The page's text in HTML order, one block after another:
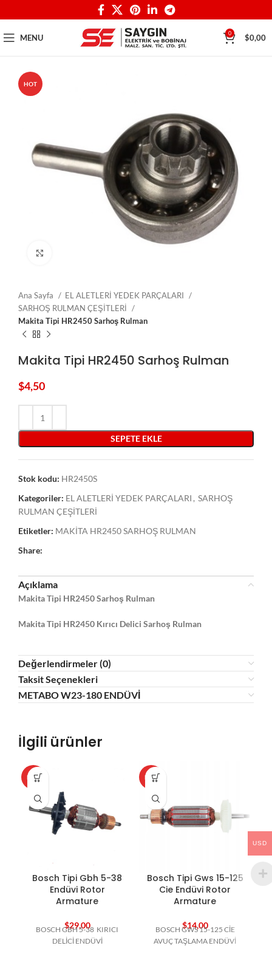
MENU 0 $0,00
HOT
Ana Sayfa
EL ALETLERİ YEDEK PARÇALARI
SARHOŞ RULMAN ÇEŞİTLERİ
Makita Tipi HR2450 Sarhoş Rulman
Makita Tipi HR2450 Sarhoş Rulman
$4,50
SEPETE EKLE
Stok kodu: HR2450S
Kategoriler: EL ALETLERİ YEDEK PARÇALARI , SARHOŞ
RULMAN ÇEŞİTLERİ
Etiketler: MAKİTA HR2450 SARHOŞ RULMAN
Share:
Açıklama
Makita Tipi HR2450 Sarhoş Rulman
Makita Tipi HR2450 Kırıcı Delici Sarhoş Rulman
Değerlendirmeler (0)
Taksit Seçenekleri
METABO W23-180 ENDÜVİ
İlgili ürünler
HOT
Bosch Tipi Gbh 5-38
Endüvi Rotor
Armature
$29,00
BOSCH GBH 5-38 KIRICI
DELİCİ ENDÜVİ
HOT
Bosch Tipi Gws 15-125
Cie Endüvi Rotor
Armature
$14,00
BOSCH GWS 15-125 CİE
AVUÇ TAŞLAMA ENDÜVİ
USD